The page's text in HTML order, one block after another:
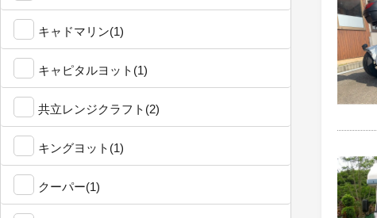
キャドマリン(1)
キャピタルヨット(1)
共立レンジクラフト(2)
キングヨット(1)
クーパー(1)